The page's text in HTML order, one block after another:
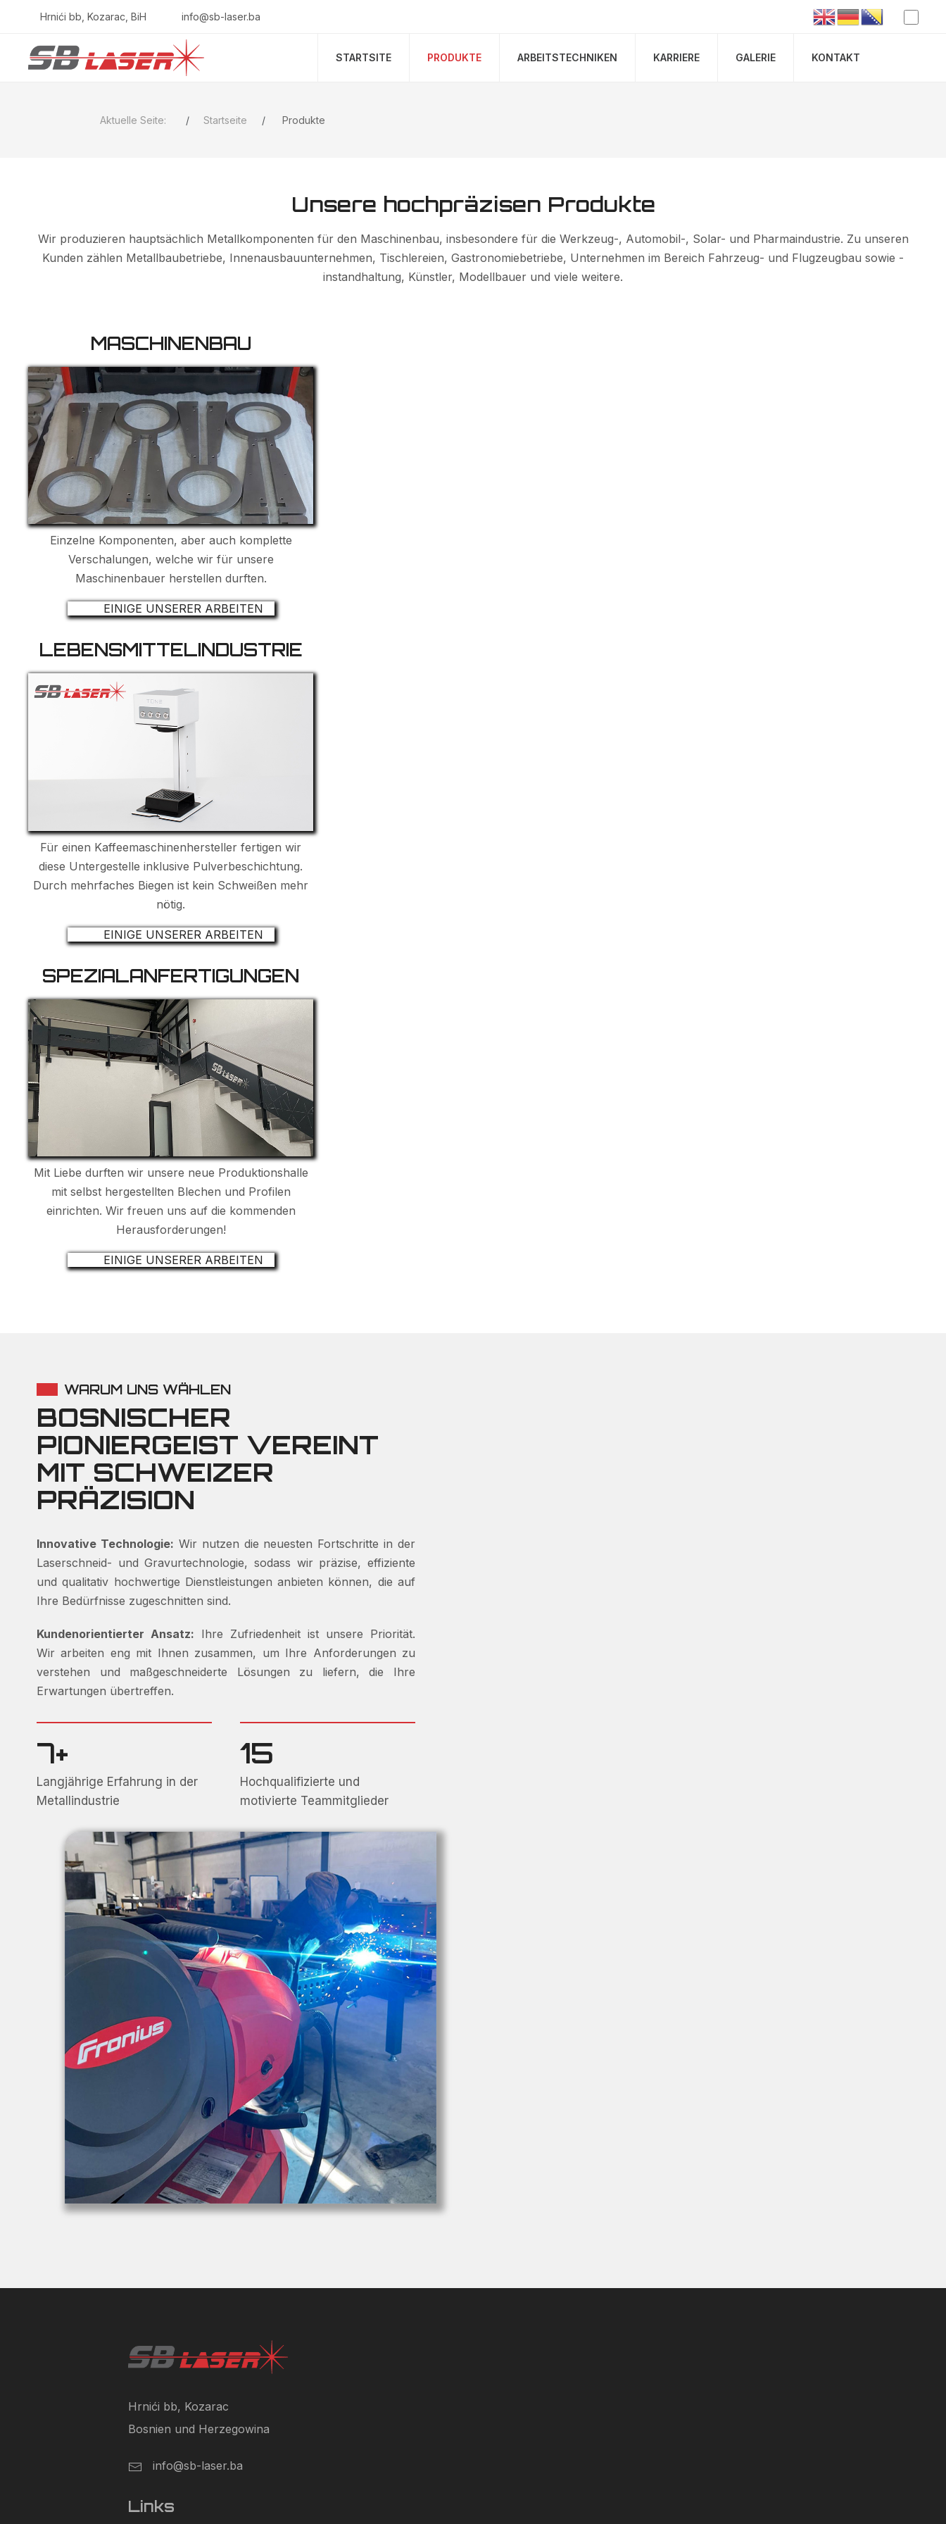
Hrnići bb, Kozarac, BiH info@sb-laser.ba
STARTSITE PRODUKTE ARBEITSTECHNIKEN KARRIERE GALERIE KONTAKT
Aktuelle Seite: Startseite Produkte
Unsere hochpräzisen Produkte
Wir produzieren hauptsächlich Metallkomponenten für den Maschinenbau, insbesondere für die Werkzeug-, Automobil-, Solar- und Pharmaindustrie. Zu unseren
Kunden zählen Metallbaubetriebe, Innenausbauunternehmen, Tischlereien, Gastronomiebetriebe, Unternehmen im Bereich Fahrzeug- und Flugzeugbau sowie -
instandhaltung, Künstler, Modellbauer und viele weitere.
MASCHINENBAU
Einzelne Komponenten, aber auch komplette
Verschalungen, welche wir für unsere
Maschinenbauer herstellen durften.
EINIGE UNSERER ARBEITEN
LEBENSMITTELINDUSTRIE
Für einen Kaffeemaschinenhersteller fertigen wir
diese Untergestelle inklusive Pulverbeschichtung.
Durch mehrfaches Biegen ist kein Schweißen mehr
nötig.
EINIGE UNSERER ARBEITEN
SPEZIALANFERTIGUNGEN
Mit Liebe durften wir unsere neue Produktionshalle
mit selbst hergestellten Blechen und Profilen
einrichten. Wir freuen uns auf die kommenden
Herausforderungen!
EINIGE UNSERER ARBEITEN
WARUM UNS WÄHLEN
BOSNISCHER
PIONIERGEIST VEREINT
MIT SCHWEIZER
PRÄZISION
Innovative Technologie: Wir nutzen die neuesten Fortschritte in der
Laserschneid- und Gravurtechnologie, sodass wir präzise, ​​effiziente
und qualitativ hochwertige Dienstleistungen anbieten können, die auf
Ihre Bedürfnisse zugeschnitten sind.
Kundenorientierter Ansatz: Ihre Zufriedenheit ist unsere Priorität.
Wir arbeiten eng mit Ihnen zusammen, um Ihre Anforderungen zu
verstehen und maßgeschneiderte Lösungen zu liefern, die Ihre
Erwartungen übertreffen.
7+
Langjährige Erfahrung in der
Metallindustrie
15
Hochqualifizierte und
motivierte Teammitglieder
Hrnići bb, Kozarac
Bosnien und Herzegowina
info@sb-laser.ba
Links